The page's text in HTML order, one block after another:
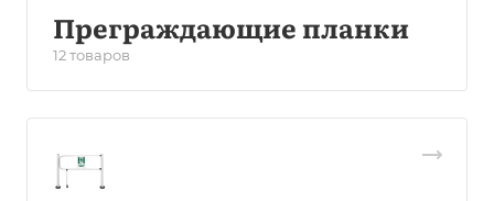
Преграждающие планки
12 товаров